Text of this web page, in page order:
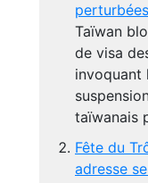
perturbées
Taïwan
de visa
invoquant
taïwanais
Fête du
adresse